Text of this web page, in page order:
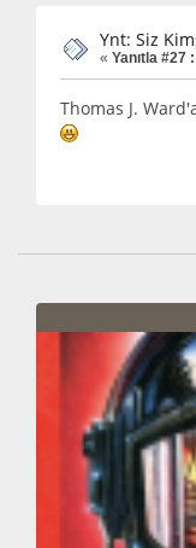
Ynt: Siz
« Yanıtla #27 :
Thomas J.